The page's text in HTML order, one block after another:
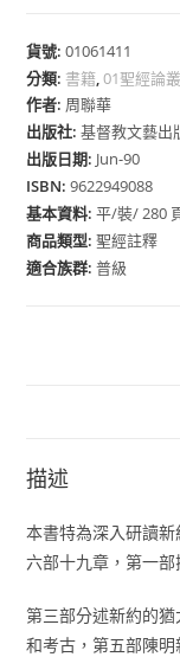
貨號:01061411
分類: 書籍,01聖經論叢
作者: 周聯華
出版社:基督教文藝出
出版日期: Jun-90
ISBN:9622949088
基本資料:平/裝/ 280
商品類型:聖經註釋
適合族群:普級
描述
本書特為深入研讀
六部十九章，第一部
第三部分述新約的
和考古，第五部陳